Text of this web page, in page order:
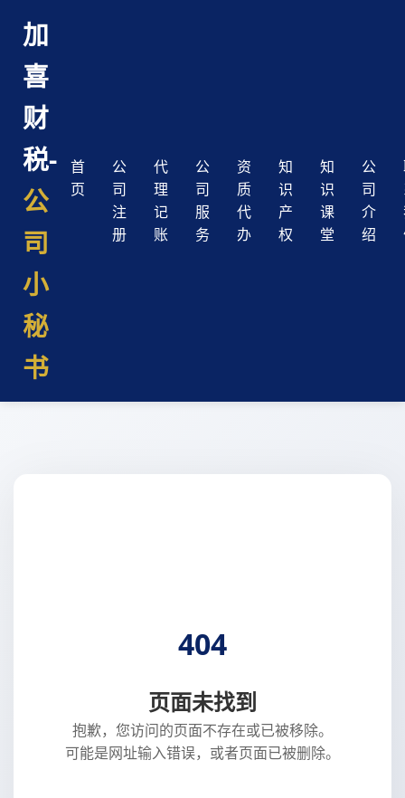
加
喜
财
税-
公
司
小
秘
书
首
页
公
司
注
册
代
理
记
账
公
司
服
务
资
质
代
办
知
识
产
权
知
识
课
堂
公
司
介
绍
404
页面未找到
抱歉，您访问的页面不存在或已被移除。
可能是网址输入错误，或者页面已被删除。